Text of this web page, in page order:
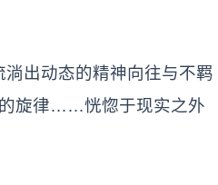
出动态的精神向往与不羁
的旋律……恍惚于现实之外